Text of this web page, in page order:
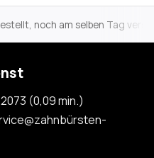
noch am selben Tag
(0,09 min.)